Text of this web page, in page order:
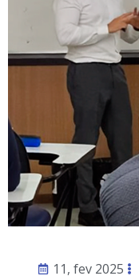
11, fev 2025